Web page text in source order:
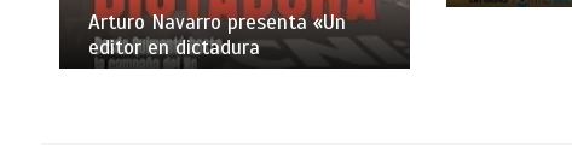
Arturo Navarro presenta «Un
editor en dictadura